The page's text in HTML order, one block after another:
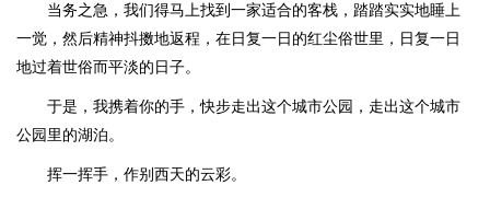
当务之急，我们得马上找到一家适合的客栈，踏踏实实地睡上
一觉，然后精神抖擞地返程，在日复一日的红尘俗世里，日复一日
地过着世俗而平淡的日子。
于是，我携着你的手，快步走出这个城市公园，走出这个城市
公园里的湖泊。
挥一挥手，作别西天的云彩。